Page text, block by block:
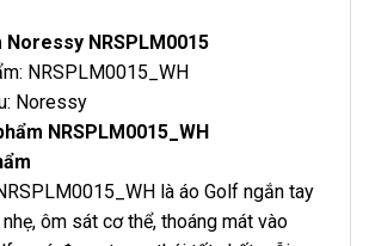
Noressy NRSPLM0015
NRSPLM0015_WH
Noressy
NRSPLM0015_WH
là áo Golf ngắn tay
ôm sát cơ thể, thoáng mát vào